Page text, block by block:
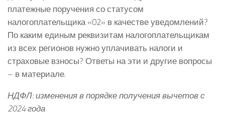
платежные поручения со статусом
налогоплательщика «02» в качестве уведомлений?
По каким единым реквизитам налогоплательщикам
из всех регионов нужно уплачивать налоги и
страховые взносы? Ответы на эти и другие вопросы
– в материале.
НДФЛ: изменения в порядке получения вычетов с
2024 года